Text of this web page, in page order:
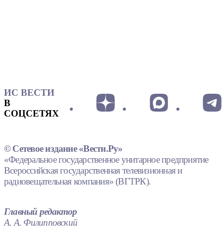
ИС ВЕСТИ
В
СОЦСЕТЯХ
© Сетевое издание «Вести.Ру»
«Федеральное государственное унитарное предприятие
Всероссийская государственная телевизионная и
радиовещательная компания» (ВГТРК).
Главный редактор
А. А. Филипповский